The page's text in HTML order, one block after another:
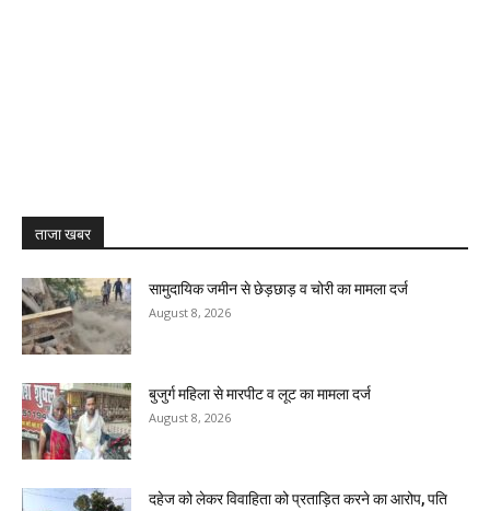
ताजा खबर
सामुदायिक जमीन से छेड़छाड़ व चोरी का मामला दर्ज
August 8, 2026
बुजुर्ग महिला से मारपीट व लूट का मामला दर्ज
August 8, 2026
दहेज को लेकर विवाहिता को प्रताड़ित करने का आरोप, पति